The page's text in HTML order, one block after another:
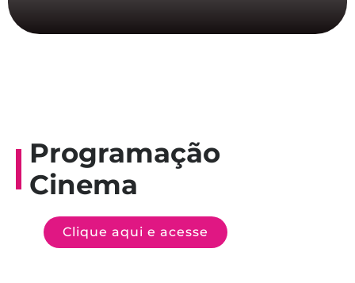
Programação
Cinema
Clique aqui e acesse